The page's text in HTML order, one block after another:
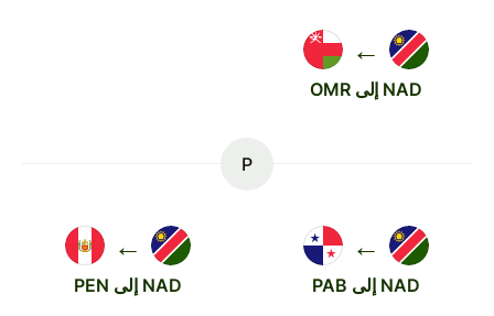
←
NAD إلى OMR
P
←
NAD إلى PAB
←
NAD إلى PEN